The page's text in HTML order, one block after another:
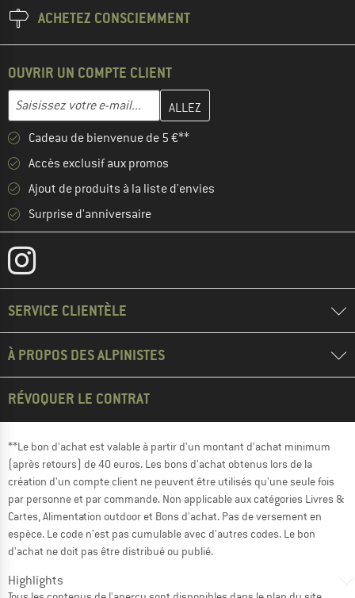
ACHETEZ CONSCIEMMENT
OUVRIR UN COMPTE CLIENT
Adresse e-mail
Entrez votre adresse e-mail ici et créez votre compte client à la
Cadeau de bienvenue de 5 €**
Accès exclusif aux promos
Ajout de produits à la liste d'envies
Surprise d'anniversaire
SERVICE CLIENTÈLE
À PROPOS DES ALPINISTES
RÉVOQUER LE CONTRAT
**Le bon d'achat est valable à partir d'un montant d'achat minimum
(après retours) de 40 euros. Les bons d'achat obtenus lors de la
création d'un compte client ne peuvent être utilisés qu'une seule fois
par personne et par commande. Non applicable aux catégories Livres &
Cartes, Alimentation outdoor et Bons d'achat. Pas de versement en
espèce. Le code n'est pas cumulable avec d'autres codes. Le bon
d'achat ne doit pas être distribué ou publié.
Highlights